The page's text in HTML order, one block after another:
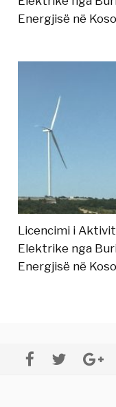
Energjisë në
Licencimi i
Elektrike nga
Energjisë në